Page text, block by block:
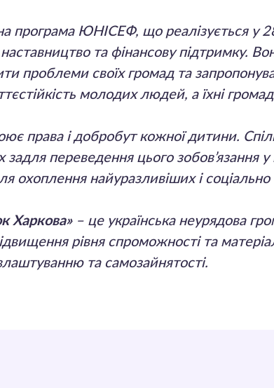
програма ЮНІСЕФ, що реалізується у 28
наставництво та фінансову підтримку.
проблеми своїх громад та
молодих людей, а їхні
права і добробут кожної дитини.
задля переведення цього зобов’язання
охоплення найуразливіших і соціально
Харкова»– це українська неурядова
рівня спроможності та
та самозайнятості.